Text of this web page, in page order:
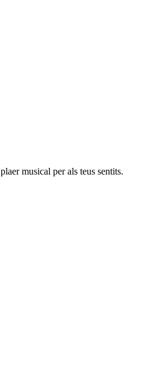
musical per als teus sentits.